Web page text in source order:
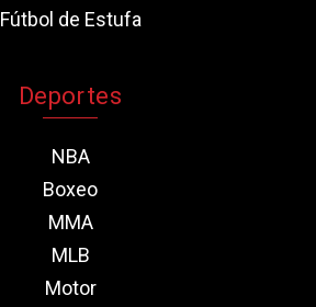
Fútbol de Estufa
Deportes
NBA
Boxeo
MMA
MLB
Motor